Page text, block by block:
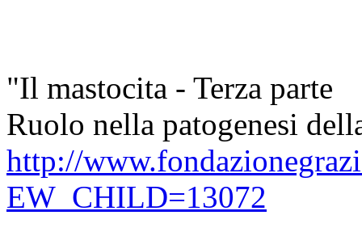
"Il mastocita - Terza parte
Ruolo nella patogenesi
http://
EW_CHILD=13072